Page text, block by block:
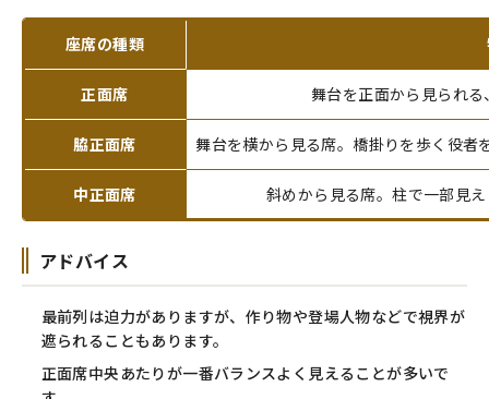
座席の種類
正面席 舞台を正面から見られ
脇正面席 舞台を横から見る席。橋掛りを歩く役者
中正面席 斜めから見る席。柱で一部見
アドバイス
最前列は迫力がありますが、作り物や登場人物などで視界が
遮られることもあります。
正面席中央あたりが一番バランスよく見えることが多いで